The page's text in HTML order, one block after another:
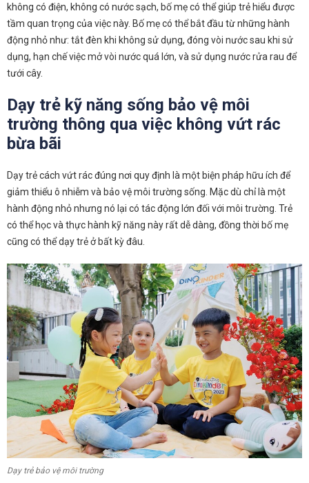
không có điện, không có nước sạch, bố mẹ có thể giúp trẻ hiểu được
tầm quan trọng của việc này. Bố mẹ có thể bắt đầu từ những hành
động nhỏ như: tắt đèn khi không sử dụng, đóng vòi nước sau khi sử
dụng, hạn chế việc mở vòi nước quá lớn, và sử dụng nước rửa rau để
tưới cây.
Dạy trẻ kỹ năng sống bảo vệ môi
trường thông qua việc không vứt rác
bừa bãi
Dạy trẻ cách vứt rác đúng nơi quy định là một biện pháp hữu ích để
giảm thiểu ô nhiễm và bảo vệ môi trường sống. Mặc dù chỉ là một
hành động nhỏ nhưng nó lại có tác động lớn đối với môi trường. Trẻ
có thể học và thực hành kỹ năng này rất dễ dàng, đồng thời bố mẹ
cũng có thể dạy trẻ ở bất kỳ đâu.
Dạy trẻ bảo vệ môi trường